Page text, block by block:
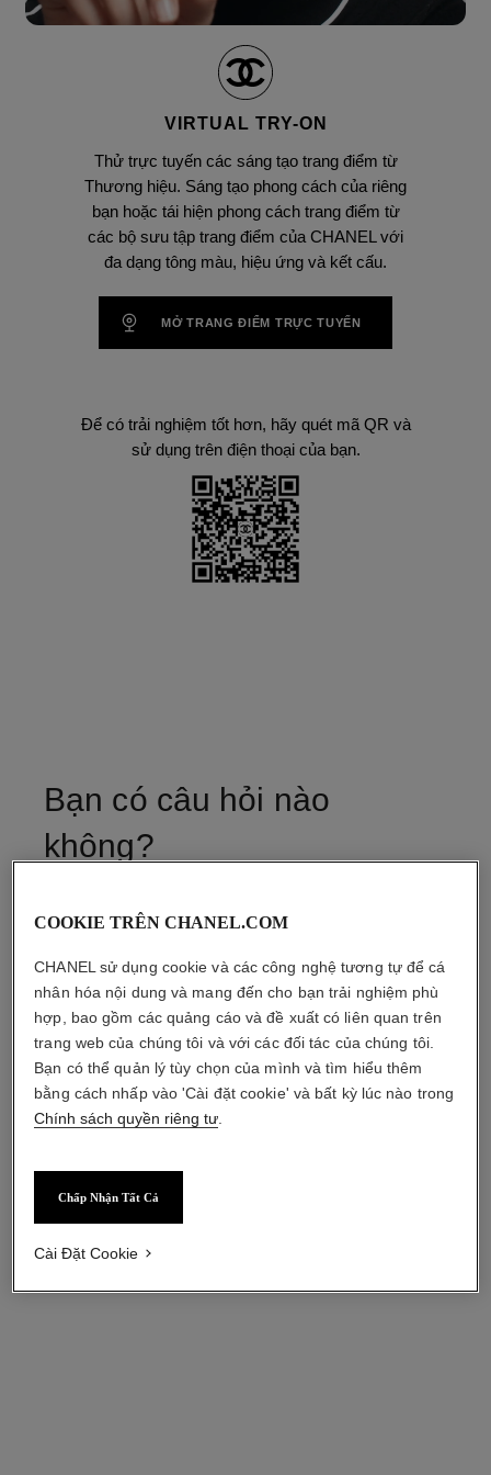
VIRTUAL TRY-ON
Thử trực tuyến các sáng tạo trang điểm từ
Thương hiệu. Sáng tạo phong cách của riêng
bạn hoặc tái hiện phong cách trang điểm từ
các bộ sưu tập trang điểm của CHANEL với
đa dạng tông màu, hiệu ứng và kết cấu.
MỞ TRANG ĐIỂM TRỰC TUYẾN
Để có trải nghiệm tốt hơn, hãy quét mã QR và
sử dụng trên điện thoại của bạn.
Bạn có câu hỏi nào
không?
BẮT ĐẦU TRẢI NGHIỆM TRANG ĐIỂM TRỰC TUYẾN
CÁCH ĐỂ TỐI ƯU TRẢI NGHIỆM TRANG ĐIỂM TRỰC
TUYẾN CHANEL TRY-ON
BẢO VỆ DỮ LIỆU CÁ NHÂN
COOKIE TRÊN CHANEL.COM
CHANEL sử dụng cookie và các công nghệ tương tự để cá
nhân hóa nội dung và mang đến cho bạn trải nghiệm phù
hợp, bao gồm các quảng cáo và đề xuất có liên quan trên
trang web của chúng tôi và với các đối tác của chúng tôi.
Bạn có thể quản lý tùy chọn của mình và tìm hiểu thêm
bằng cách nhấp vào 'Cài đặt cookie' và bất kỳ lúc nào trong
Chính sách quyền riêng tư
Chấp Nhận Tất Cả
Cài Đặt Cookie